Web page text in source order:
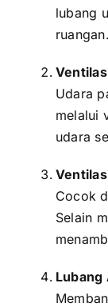
lubang
ruangan.
Udara
melalui
udara
Cocok
Selain
Lubang